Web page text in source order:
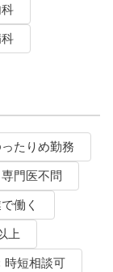
たりめ勤務
門医不問
働く
上
時短相談可